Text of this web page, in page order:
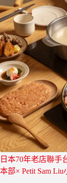
日本70年老店聯手
本部× Petit Sam